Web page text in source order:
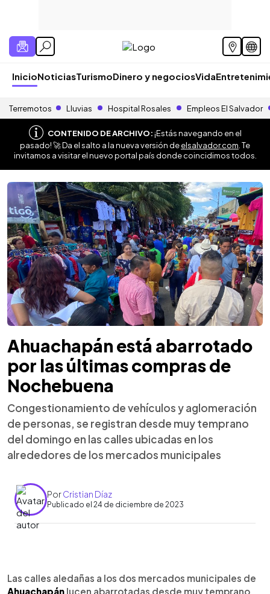
InicioNoticiasTurismoDinero y negociosVida
Terremotos Lluvias Hospital Rosales Empleos El Salvador
CONTENIDO DE ARCHIVO:¡Estás navegando en el
pasado! 🚀 Da el salto a la nueva versión deelsalvador.com . Te
invitamos a visitar el nuevo portal país donde coincidimos todos.
Ahuachapán está abarrotado
por las últimas compras de
Nochebuena
Congestionamiento de vehículos y aglomeración
de personas, se registran desde muy temprano
del domingo en las calles ubicadas en los
alrededores de los mercados municipales
PorCristian Díaz
Publicado el 24 de diciembre de 2023
► Escuchar artículo
Las calles aledañas a los dos mercados municipales de
Ahuachapán lucen abarrotadas desde muy temprano